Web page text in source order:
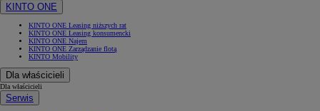
KINTO ONE
KINTO ONE Leasing niższych rat
KINTO ONE Leasing konsumencki
KINTO ONE Najem
KINTO ONE Zarządzanie flotą
KINTO Mobility
Dla właścicieli
Dla właścicieli
Serwis